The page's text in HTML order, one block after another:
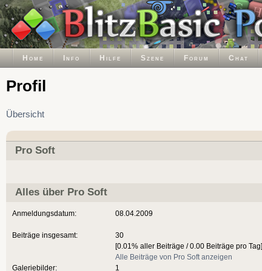
Home Info Hilfe Szene Forum Chat
Profil
Übersicht
Pro Soft
Alles über Pro Soft
Anmeldungsdatum:
Beiträge insgesamt:
Galeriebilder:
08.04.2009
30
[0.01% aller Beiträge / 0.00 Beiträge pro Tag]
Alle Beiträge von Pro Soft anzeigen
1